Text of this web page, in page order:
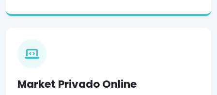
Market Privado Online